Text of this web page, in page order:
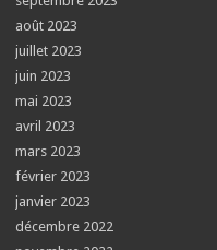
août 2023
juillet 2023
juin 2023
mai 2023
avril 2023
mars 2023
février 2023
janvier 2023
décembre 2022